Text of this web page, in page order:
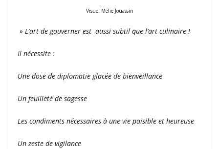
Visuel Mélie Jouassin
» L’art de gouverner est aussi subtil que l’art culinaire !
Il nécessite :
Une dose de diplomatie glacée de bienveillance
Un feuilleté de sagesse
Les condiments nécessaires à une vie paisible et heureuse
Un zeste de vigilance